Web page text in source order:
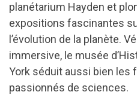
planétarium Hayden et
expositions fascinantes
l’évolution de la planète.
immersive, le musée
York séduit aussi bien les
passionnés de sciences.